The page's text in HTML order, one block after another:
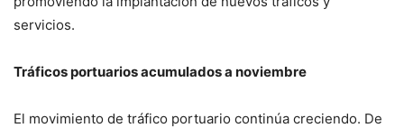
servicios.
Tráficos portuarios acumulados a noviembre
El movimiento de tráfico portuario continúa creciendo. De